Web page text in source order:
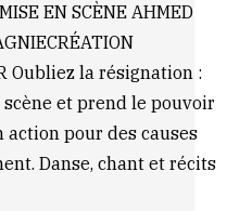
EN SCÈNE AHMED
Oubliez la résignation :
et prend le pouvoir
action pour des causes
Danse, chant et récits